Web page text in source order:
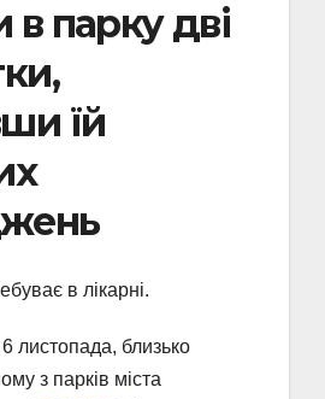
в парку дві
їй
в лікарні.
листопада, близько
з парків міста